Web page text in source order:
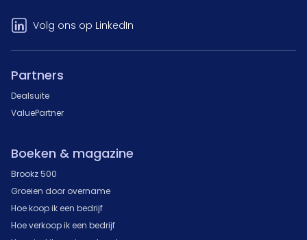
Volg ons op LinkedIn
Partners
Dealsuite
ValuePartner
Boeken & magazine
Brookz 500
Groeien door overname
Hoe koop ik een bedrijf
Hoe verkoop ik een bedrijf